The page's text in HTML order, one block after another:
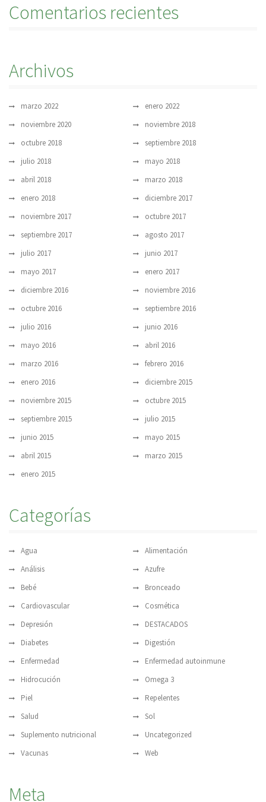
Comentarios recientes
Archivos
marzo 2022
enero 2022
noviembre 2020
noviembre 2018
octubre 2018
septiembre 2018
julio 2018
mayo 2018
abril 2018
marzo 2018
enero 2018
diciembre 2017
noviembre 2017
octubre 2017
septiembre 2017
agosto 2017
julio 2017
junio 2017
mayo 2017
enero 2017
diciembre 2016
noviembre 2016
octubre 2016
septiembre 2016
julio 2016
junio 2016
mayo 2016
abril 2016
marzo 2016
febrero 2016
enero 2016
diciembre 2015
noviembre 2015
octubre 2015
septiembre 2015
julio 2015
junio 2015
mayo 2015
abril 2015
marzo 2015
enero 2015
Categorías
Agua
Alimentación
Análisis
Azufre
Bebé
Bronceado
Cardiovascular
Cosmética
Depresión
DESTACADOS
Diabetes
Digestión
Enfermedad
Enfermedad autoinmune
Hidrocución
Omega 3
Piel
Repelentes
Salud
Sol
Suplemento nutricional
Uncategorized
Vacunas
Web
Meta